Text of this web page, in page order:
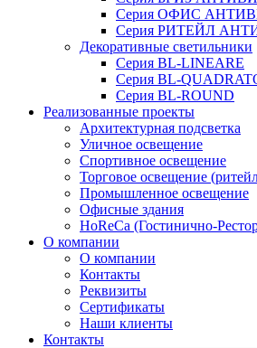
Серия ОФИС
Серия РИТЕЙЛ
Декоративные светильники
Серия BL-LINEARE
Серия BL-
Серия BL-ROUND
Реализованные проекты
Архитектурная подсветка
Уличное освещение
Спортивное освещение
Торговое освещение
Промышленное освещение
Офисные здания
HoReCa (Гостинично-
О компании
О компании
Контакты
Реквизиты
Сертификаты
Наши клиенты
Контакты